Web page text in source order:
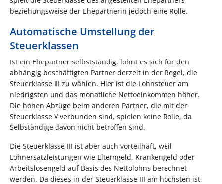
beziehungsweise der Ehepartnerin jedoch eine Rolle.
Automatische Umstellung der
Steuerklassen
Ist ein Ehepartner selbstständig, lohnt es sich für den
abhängig beschäftigten Partner derzeit in der Regel, die
Steuerklasse III zu wählen. Hier ist die Lohnsteuer am
niedrigsten und das monatliche Nettoeinkommen höher.
Die hohen Abzüge beim anderen Partner, die mit der
Steuerklasse V verbunden sind, spielen keine Rolle, da
Selbständige davon nicht betroffen sind.
Die Steuerklasse III ist aber auch vorteilhaft, weil
Lohnersatzleistungen wie Elterngeld, Krankengeld oder
Arbeitslosengeld auf Basis des Nettolohns berechnet
werden. Da dieses in der Steuerklasse III am höchsten ist,